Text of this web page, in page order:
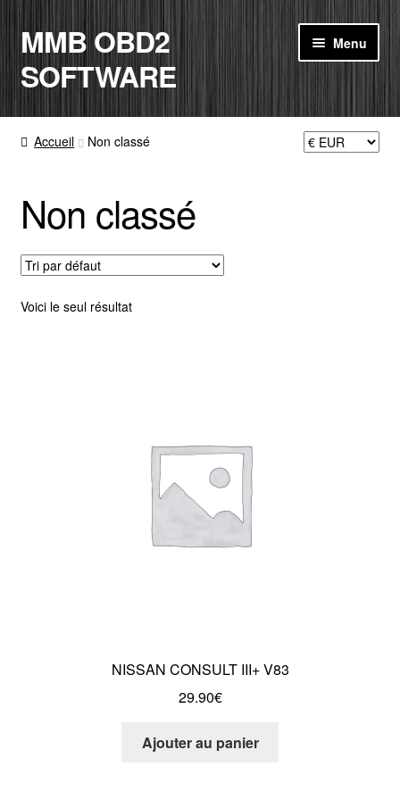
Aller
à
la
Aller
au
contenu
MMB OBD2
SOFTWARE
Menu
ACCUEIL
CODE RADIO
MON COMPTE
PANIER
Accueil Non classé
Non classé
Voici le seul résultat
NISSAN CONSULT III+ V83
29.90€
Ajouter au panier